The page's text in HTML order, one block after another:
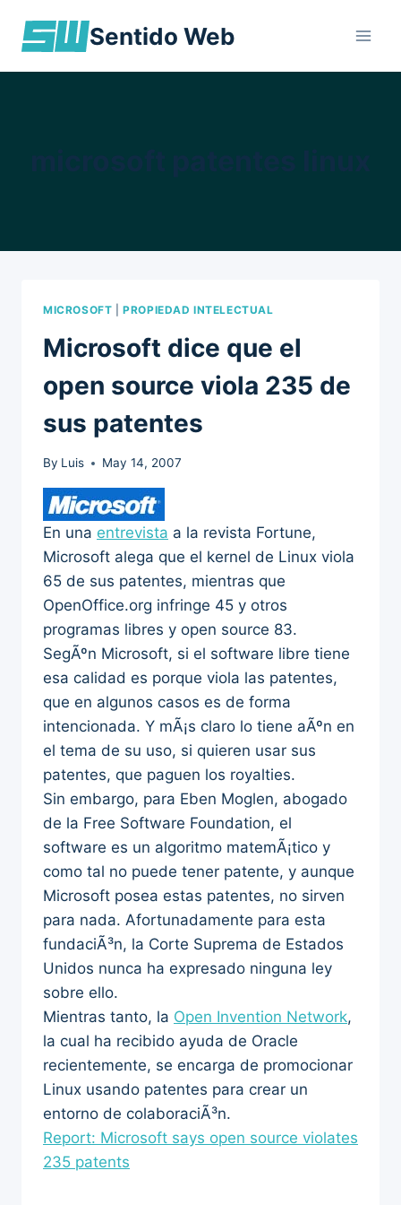
Sentido Web
MICROSOFT |PROPIEDAD INTELECTUAL
Microsoft dice que el
open source viola 235 de
sus patentes
By Luis May 14, 2007
En una entrevista a la revista Fortune,
Microsoft alega que el kernel de Linux viola
65 de sus patentes, mientras que
OpenOffice.org infringe 45 y otros
programas libres y open source 83.
SegÃºn Microsoft, si el software libre tiene
esa calidad es porque viola las patentes,
que en algunos casos es de forma
intencionada. Y mÃ¡s claro lo tiene aÃºn en
el tema de su uso, si quieren usar sus
patentes, que paguen los royalties.
Sin embargo, para Eben Moglen, abogado
de la Free Software Foundation, el
software es un algoritmo matemÃ¡tico y
como tal no puede tener patente, y aunque
Microsoft posea estas patentes, no sirven
para nada. Afortunadamente para esta
fundaciÃ³n, la Corte Suprema de Estados
Unidos nunca ha expresado ninguna ley
sobre ello.
Mientras tanto, la Open Invention Network,
la cual ha recibido ayuda de Oracle
recientemente, se encarga de promocionar
Linux usando patentes para crear un
entorno de colaboraciÃ³n.
Report: Microsoft says open source violates
235 patents